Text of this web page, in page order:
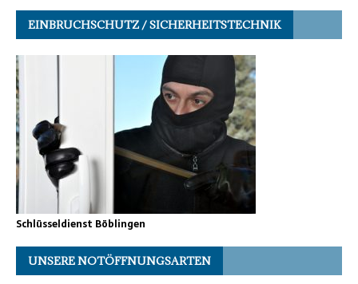
EINBRUCHSCHUTZ / SICHERHEITSTECHNIK
Schlüsseldienst Böblingen
UNSERE NOTÖFFNUNGSARTEN